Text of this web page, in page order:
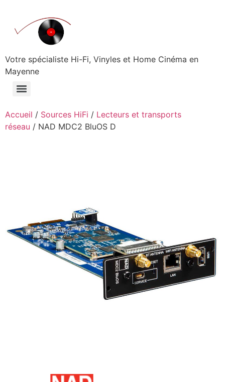
contenu
Votre spécialiste Hi-Fi, Vinyles et Home Cinéma en
Mayenne
Accueil / Sources HiFi / Lecteurs et transports
réseau / NAD MDC2 BluOS D